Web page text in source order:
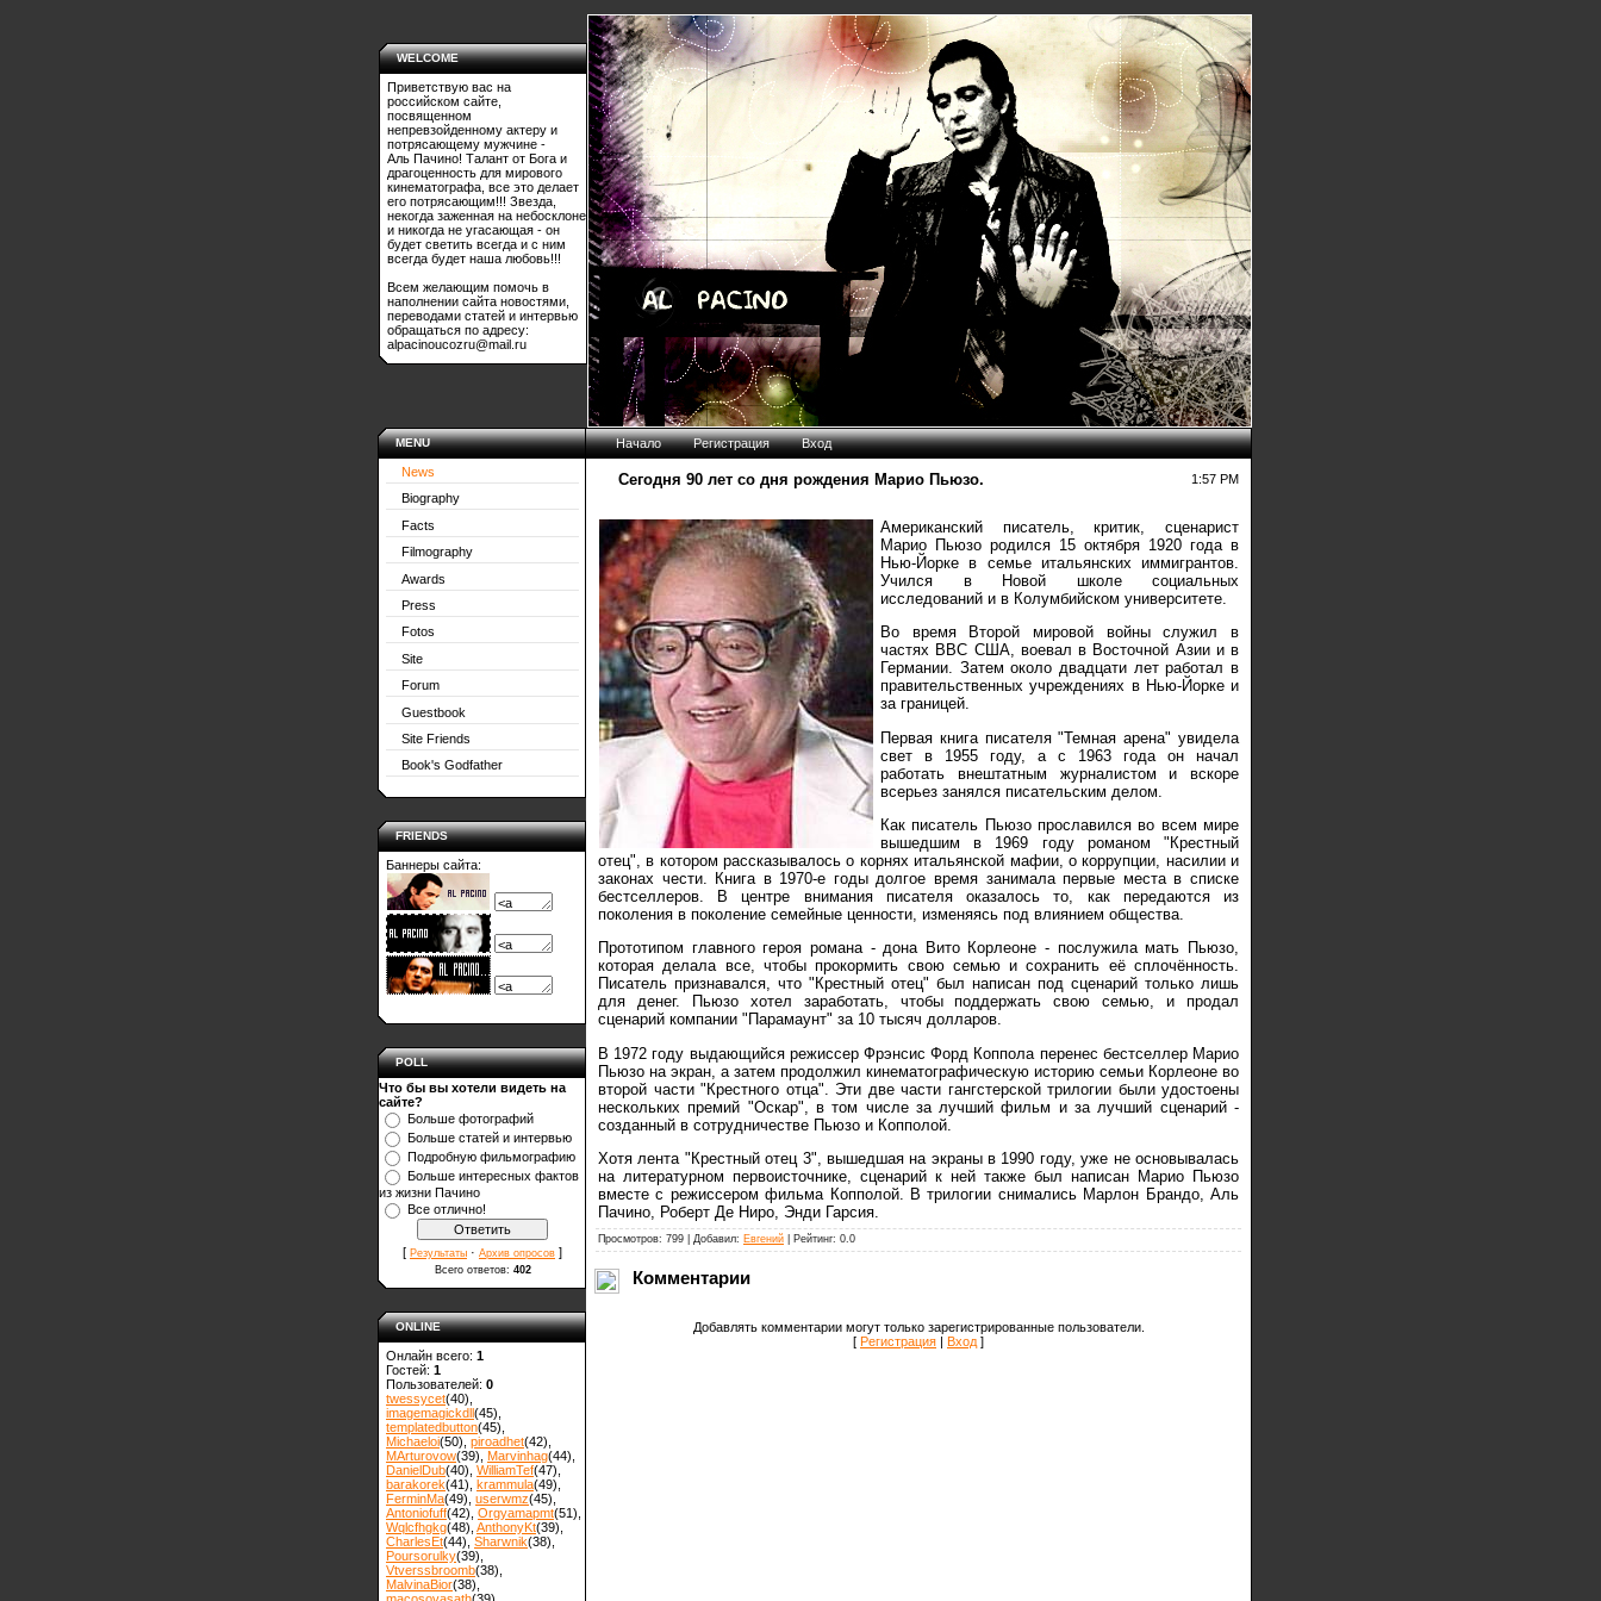
WELCOME
Приветствую вас на
российском сайте,
посвященном
непревзойденному актеру и
потрясающему мужчине -
Аль Пачино! Талант от Бога и
драгоценность для мирового
кинематографа, все это делает
его потрясающим!!! Звезда,
некогда заженная на небосклоне
и никогда не угасающая - он
будет светить всегда и с ним
всегда будет наша любовь!!!
Всем желающим помочь в
наполнении сайта новостями,
переводами статей и интервью
обращаться по адресу:
alpacinoucozru@mail.ru
MENU
News
Biography
Facts
Filmography
Awards
Press
Fotos
Site
Forum
Guestbook
Site Friends
Book's Godfather
FRIENDS
Баннеры сайта:
POLL
Что бы вы хотели видеть на
сайте?
Больше фотографий
Больше статей и интервью
Подробную фильмографию
Больше интересных фактов
из жизни Пачино
Все отлично!
[ Результаты · Архив опросов ]
Всего ответов: 402
ONLINE
Онлайн всего: 1
Гостей: 1
Пользователей: 0
twessycet(40)
imagemagickdll(45)
templatedbutton(45)
Michaeloi(50) piroadhet(42)
MArturovow(39) Marvinhag(44)
DanielDub(40) WilliamTef(47)
barakorek(41) krammula(49)
FerminMa(49) userwmz(45)
Antoniofuff(42) Orgyamapmt(51)
Wqlcfhgkg(48) AnthonyKt(39)
CharlesEt(44) Sharwnik(38)
Poursorulky(39)
Vtverssbroomb(38)
MalvinaBior(38)
Начало Регистрация Вход
Сегодня 90 лет со дня рождения Марио Пьюзо. 1:57 PM
Американский писатель, критик, сценарист
Марио Пьюзо родился 15 октября 1920 года в
Нью-Йорке в семье итальянских иммигрантов.
Учился в Новой школе социальных
исследований и в Колумбийском университете.
Во время Второй мировой войны служил в
частях ВВС США, воевал в Восточной Азии и в
Германии. Затем около двадцати лет работал в
правительственных учреждениях в Нью-Йорке и
за границей.
Первая книга писателя "Темная арена" увидела
свет в 1955 году, а с 1963 года он начал
работать внештатным журналистом и вскоре
всерьез занялся писательским делом.
Как писатель Пьюзо прославился во всем мире
вышедшим в 1969 году романом "Крестный
отец", в котором рассказывалось о корнях итальянской мафии, о коррупции, насилии и
законах чести. Книга в 1970-е годы долгое время занимала первые места в списке
бестселлеров. В центре внимания писателя оказалось то, как передаются из
поколения в поколение семейные ценности, изменяясь под влиянием общества.
Прототипом главного героя романа - дона Вито Корлеоне - послужила мать Пьюзо,
которая делала все, чтобы прокормить свою семью и сохранить её сплочённость.
Писатель признавался, что "Крестный отец" был написан под сценарий только лишь
для денег. Пьюзо хотел заработать, чтобы поддержать свою семью, и продал
сценарий компании "Парамаунт" за 10 тысяч долларов.
В 1972 году выдающийся режиссер Фрэнсис Форд Коппола перенес бестселлер Марио
Пьюзо на экран, а затем продолжил кинематографическую историю семьи Корлеоне во
второй части "Крестного отца". Эти две части гангстерской трилогии были удостоены
нескольких премий "Оскар", в том числе за лучший фильм и за лучший сценарий -
созданный в сотрудничестве Пьюзо и Копполой.
Хотя лента "Крестный отец 3", вышедшая на экраны в 1990 году, уже не основывалась
на литературном первоисточнике, сценарий к ней также был написан Марио Пьюзо
вместе с режиссером фильма Копполой. В трилогии снимались Марлон Брандо, Аль
Пачино, Роберт Де Ниро, Энди Гарсия.
Просмотров: 799 | Добавил: Евгений | Рейтинг: 0.0
Комментарии
Добавлять комментарии могут только зарегистрированные пользователи.
[ Регистрация | Вход ]